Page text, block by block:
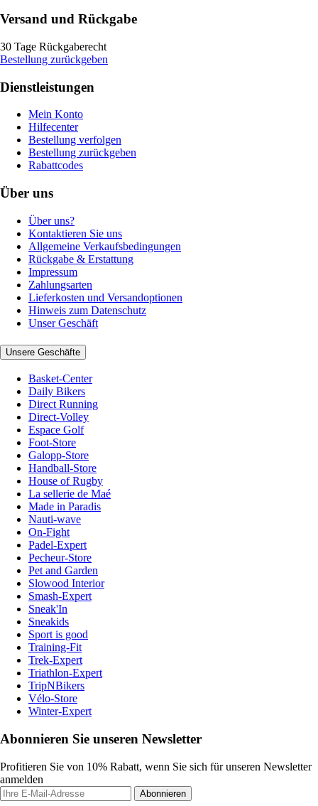
Versand und Rückgabe
30 Tage Rückgaberecht
Bestellung zurückgeben
Dienstleistungen
Mein Konto
Hilfecenter
Bestellung verfolgen
Bestellung zurückgeben
Rabattcodes
Über uns
Über uns?
Kontaktieren Sie uns
Allgemeine Verkaufsbedingungen
Rückgabe & Erstattung
Impressum
Zahlungsarten
Lieferkosten und Versandoptionen
Hinweis zum Datenschutz
Unser Geschäft
Unsere Geschäfte
Basket-Center
Daily Bikers
Direct Running
Direct-Volley
Espace Golf
Foot-Store
Galopp-Store
Handball-Store
House of Rugby
La sellerie de Maé
Made in Paradis
Nauti-wave
On-Fight
Padel-Expert
Pecheur-Store
Pet and Garden
Slowood Interior
Smash-Expert
Sneak'In
Sneakids
Sport is good
Training-Fit
Trek-Expert
Triathlon-Expert
TripNBikers
Vélo-Store
Winter-Expert
Abonnieren Sie unseren Newsletter
Profitieren Sie von 10% Rabatt, wenn Sie sich für unseren Newsletter
anmelden
Abonnieren